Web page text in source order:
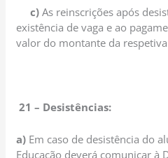
c) As reinscrições após
existência de vaga e ao
valor do montante da
21 – Desistências:
a) Em caso de desistência do
Educação deverá comunicar à